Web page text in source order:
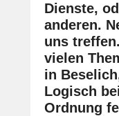
Dienste,
anderen.
uns
vielen
in
Logisch
Ordnung